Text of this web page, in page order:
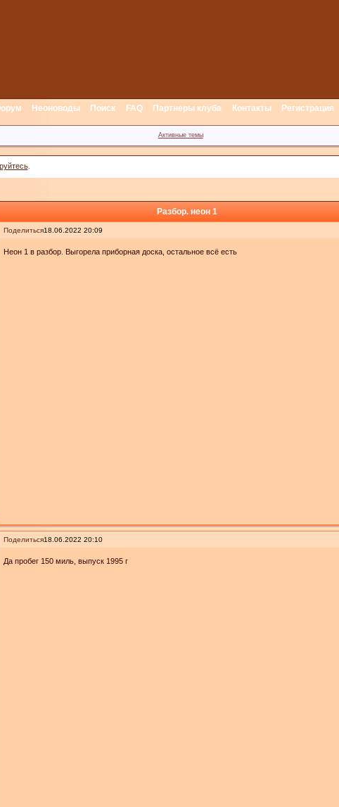
Неоноводы Поиск FAQ Партнеры клуба Контакты Регистрация
Активные темы
.
Разбор. неон 1
Поделиться18.06.2022 20:09
Неон 1 в разбор. Выгорела приборная доска, остальное всё есть
Поделиться18.06.2022 20:10
Да пробег 150 миль, выпуск 1995 г